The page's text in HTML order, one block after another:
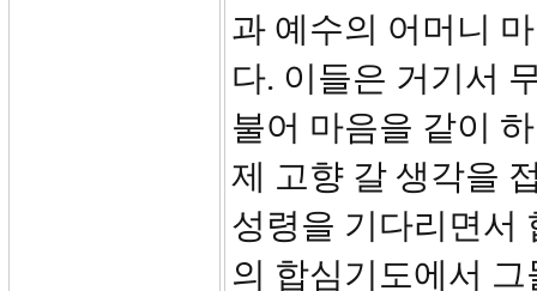
과 예수의 어머니
다. 이들은 거기서
불어 마음을 같이
제 고향 갈 생각을
성령을 기다리면서
의 합심기도에서